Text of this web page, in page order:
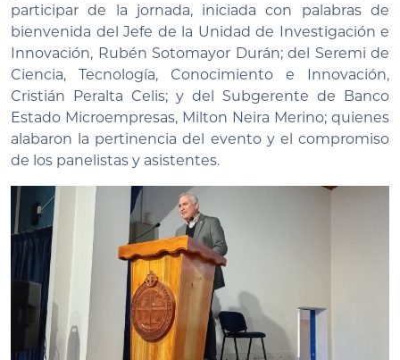
participar de la jornada, iniciada con palabras de
bienvenida del Jefe de la Unidad de Investigación e
Innovación, Rubén Sotomayor Durán; del Seremi de
Ciencia, Tecnología, Conocimiento e Innovación,
Cristián Peralta Celis; y del Subgerente de Banco
Estado Microempresas, Milton Neira Merino; quienes
alabaron la pertinencia del evento y el compromiso
de los panelistas y asistentes.